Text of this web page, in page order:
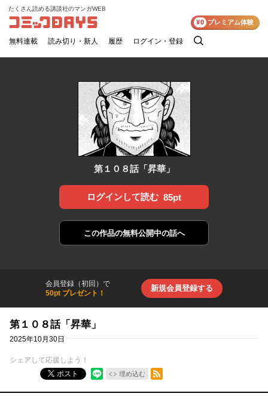
コミックDAYS
たくさん読める講談社のマンガWEB
無料連載 読み切り・新人 履歴 ログイン・登録
検
¥0 プレミアム体験
第１０８話「昇華」
ログインして読む 85pt
この作品の無料公開中の話へ
会員登録（初回）で
50pt プレゼント！
新規会員登録する
第１０８話「昇華」
2025年10月30日
シェアして応援しよう！
ポスト
埋め込む
RSSフィード